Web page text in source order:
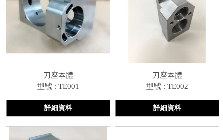
刀座本體
型號 : TE001
詳細資料
刀座本體
型號 : TE002
詳細資料